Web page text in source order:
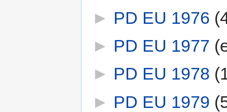
► PD EU 1976
► PD EU 1977
► PD EU 1978
► PD EU 1979